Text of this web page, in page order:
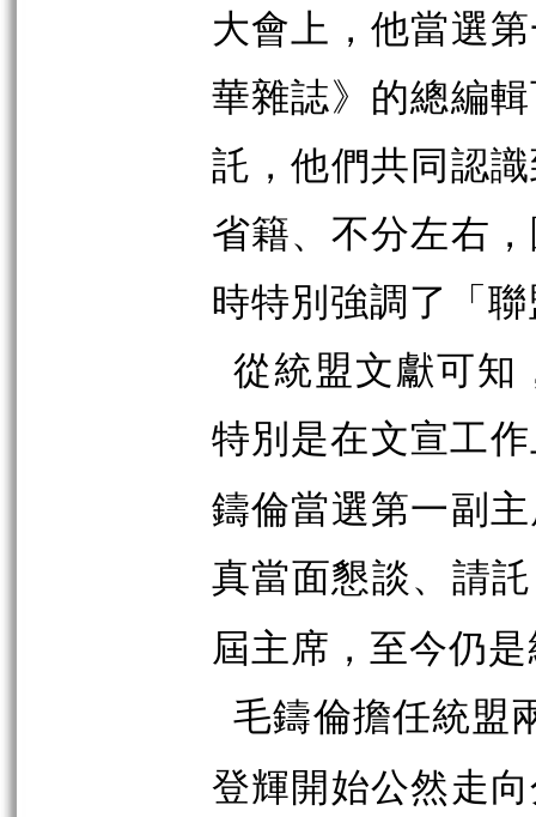
大會上，他當選
華雜誌》的總編
託，他們共同認
省籍、不分左右
時特別強調了「
從統盟文獻可知
特別是在文宣工
鑄倫當選第一副
真當面懇談、請
屆主席，至今仍
毛鑄倫擔任統盟
登輝開始公然走